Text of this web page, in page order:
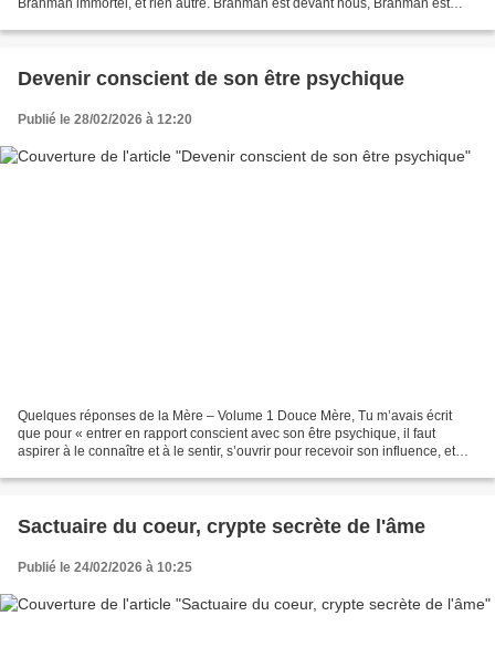
Brahman immortel, et rien autre. Brahman est devant nous, Brahman est
Devenir conscient de son être psychique
Publié le 28/02/2026 à 12:20
Quelques réponses de la Mère – Volume 1 Douce Mère, Tu m’avais écrit
que pour « entrer en rapport conscient avec son être psychique, il faut
aspirer à le connaître et à le sentir, s’ouvrir pour recevoir son influence, et
Sactuaire du coeur, crypte secrète de l'âme
Publié le 24/02/2026 à 10:25